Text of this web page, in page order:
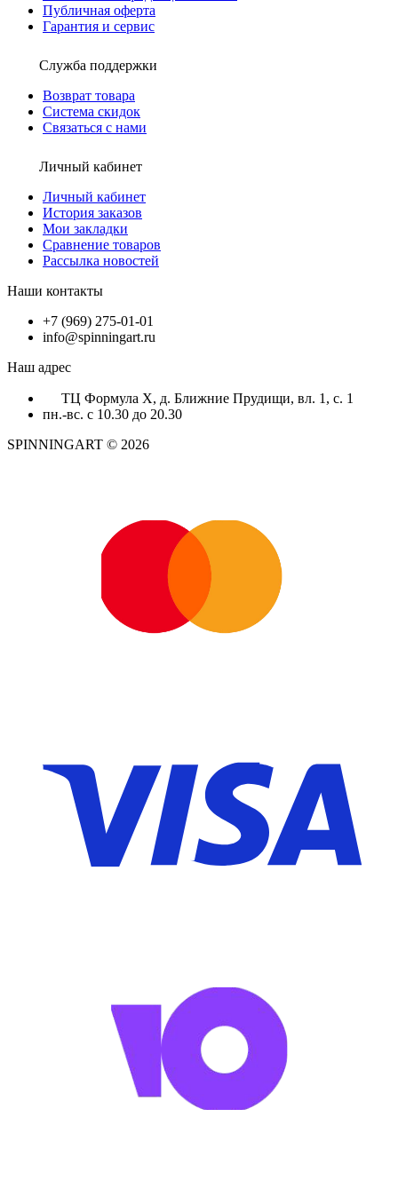
Публичная оферта
Гарантия и сервис
Служба поддержки
Возврат товара
Система скидок
Связаться с нами
Личный кабинет
Личный кабинет
История заказов
Мои закладки
Сравнение товаров
Рассылка новостей
Наши контакты
+7 (969) 275-01-01
info@spinningart.ru
Наш адрес
ТЦ Формула X, д. Ближние Прудищи, вл. 1, с. 1
пн.-вс. с 10.30 до 20.30
SPINNINGART © 2026